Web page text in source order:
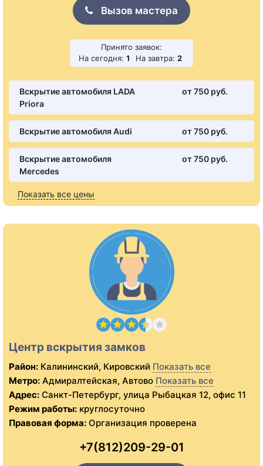
Вызов мастера
Принято заявок:
На сегодня: 1 На завтра: 2
Вскрытие автомобиля LADA
Priora
от 750 pуб.
Вскрытие автомобиля Audi от 750 pуб.
Вскрытие автомобиля
Mercedes
от 750 pуб.
Показать все цены
Центр вскрытия замков
Район: Калининский, Кировский Показать все
Метро: Адмиралтейская, Автово Показать все
Адрес: Санкт-Петербург, улица Рыбацкая 12, офис 11
Режим работы: круглосуточно
Правовая форма: Организация проверена
+7(812)209-29-01